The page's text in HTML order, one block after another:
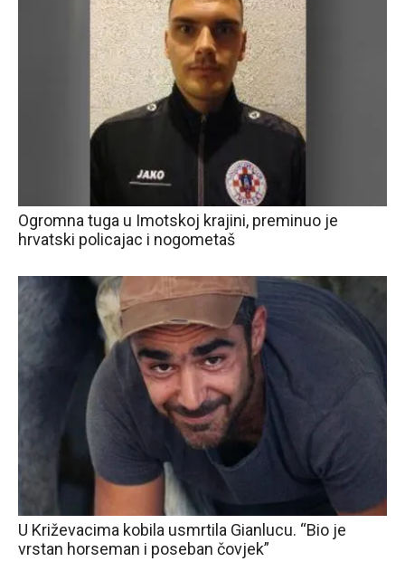
Ogromna tuga u Imotskoj krajini, preminuo je
hrvatski policajac i nogometaš
U Križevacima kobila usmrtila Gianlucu. “Bio je
vrstan horseman i poseban čovjek”